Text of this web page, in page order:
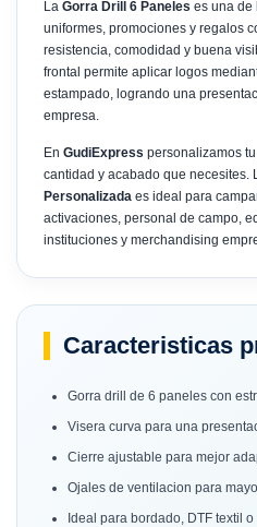
La Gorra Drill 6 Paneles es una de
uniformes, promociones y regalos
resistencia, comodidad y buena
frontal permite aplicar logos
estampado, logrando una
empresa.
En GudiExpress personalizamos
cantidad y acabado que necesites.
Personalizada es ideal para
activaciones, personal de campo,
instituciones y merchandising
Caracteristicas
Gorra drill de 6 paneles con
Visera curva para una
Cierre ajustable para mejor
Ojales de ventilacion para
Ideal para bordado, DTF textil